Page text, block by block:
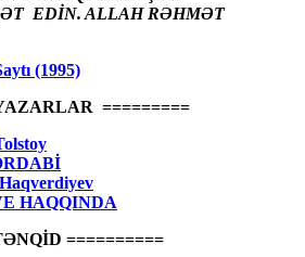
EDİN. ALLAH RƏHMƏT
(1995)
=========
HAQQINDA
==========